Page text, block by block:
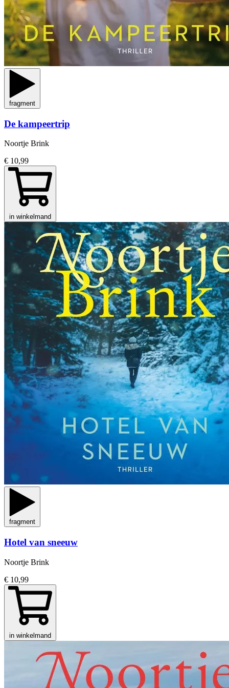
fragment
De kampeertrip
Noortje Brink
€ 10,99
in winkelmand
fragment
Hotel van sneeuw
Noortje Brink
€ 10,99
in winkelmand